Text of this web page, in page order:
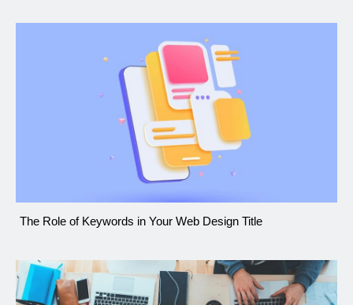
The Role of Keywords in Your Web Design Title